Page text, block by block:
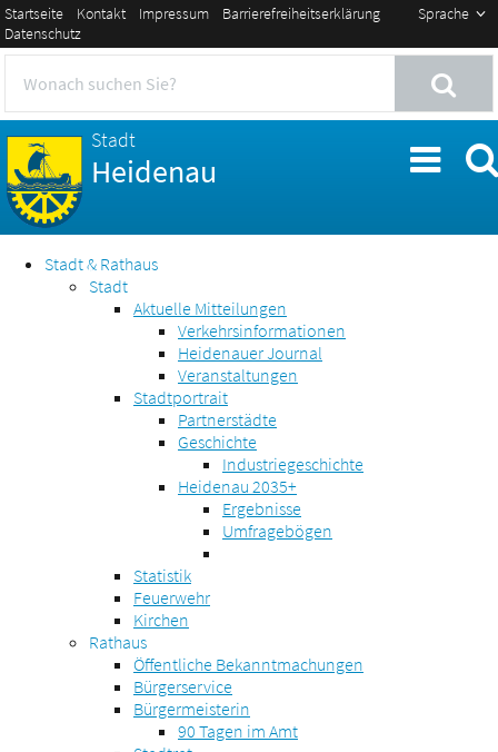
Sprache
Startseite Kontakt Impressum
Barrierefreiheitserklärung
Datenschutz
Stadt
Heidenau
Stadt & Rathaus
Stadt
Aktuelle Mitteilungen
Verkehrsinformationen
Heidenauer Journal
Veranstaltungen
Stadtportrait
Partnerstädte
Geschichte
Industriegeschichte
Heidenau 2035+
Ergebnisse
Umfragebögen
Statistik
Feuerwehr
Kirchen
Rathaus
Öffentliche Bekanntmachungen
Bürgerservice
Bürgermeisterin
90 Tagen im Amt